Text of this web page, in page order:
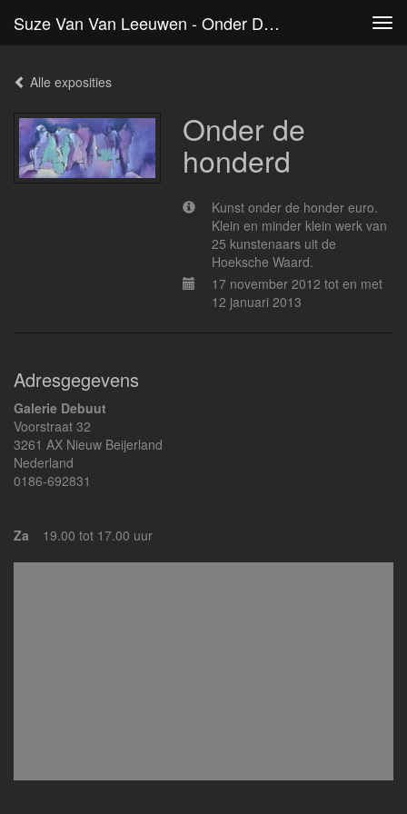
Suze Van Van Leeuwen - Onder De Honderd
Alle exposities
Onder de
honderd
Kunst onder de honder euro.
Klein en minder klein werk van
25 kunstenaars uit de
Hoeksche Waard.
17 november 2012 tot en met
12 januari 2013
Adresgegevens
Galerie Debuut
Voorstraat 32
3261 AX Nieuw Beijerland
Nederland
0186-692831
Za 19.00 tot 17.00 uur